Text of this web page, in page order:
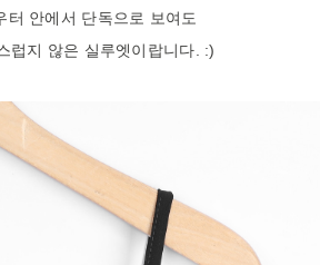
터 안에서 단독으로 보여도
럽지 않은 실루엣이랍니다. :)